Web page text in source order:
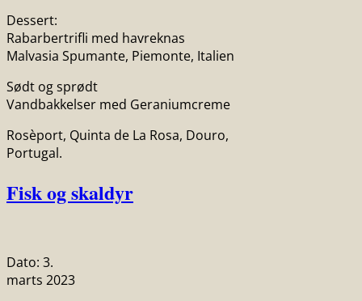
Dessert:
Rabarbertrifli med havreknas
Malvasia Spumante, Piemonte, Italien
Sødt og sprødt
Vandbakkelser med Geraniumcreme
Rosèport, Quinta de La Rosa, Douro,
Portugal.
Fisk og skaldyr
Dato: 3.
marts 2023